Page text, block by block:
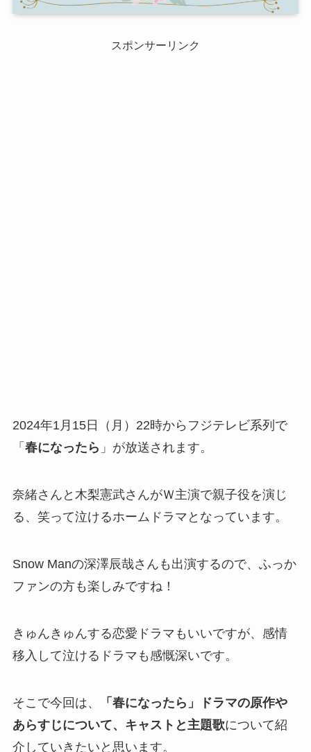
スポンサーリンク
2024年1月15日（月）22時からフジテレビ系列で
「 春になったら 」が放送されます。
奈緒さんと木梨憲武さんがＷ主演で親子役を演じ
る、 笑って泣けるホームドラマ となっています。
Snow Manの深澤辰哉さんも出演するので、ふっか
ファンの方も楽しみですね！
きゅんきゅんする恋愛ドラマもいいですが、感情
移入して泣けるドラマも感慨深いです。
そこで今回は、
「春になったら」ドラマの原作や
あらすじについて、キャストと主題歌について紹
介していきたいと思います。